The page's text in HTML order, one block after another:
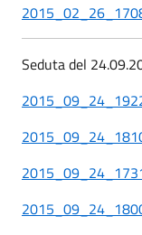
Seduta del